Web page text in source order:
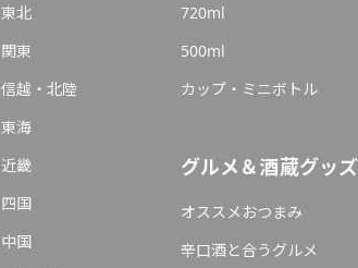
東北
関東
信越・北陸
東海
近畿
四国
中国
720ml
500ml
カップ・ミニボトル
グルメ＆酒蔵グッズ
オススメおつまみ
辛口酒と合うグルメ